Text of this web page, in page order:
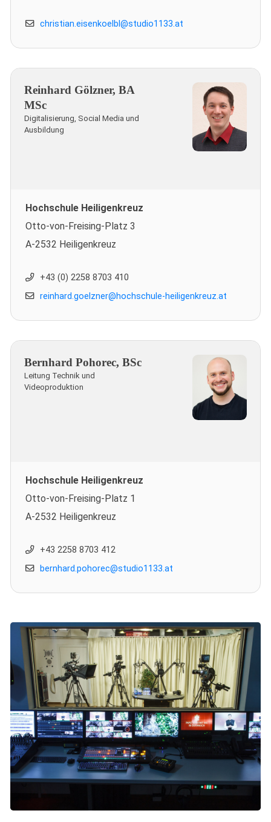
christian.eisenkoelbl@studio1133.at
Reinhard Gölzner, BA
MSc
Digitalisierung, Social Media und
Ausbildung
Hochschule Heiligenkreuz
Otto-von-Freising-Platz 3
A-2532 Heiligenkreuz
+43 (0) 2258 8703 410
reinhard.goelzner@hochschule-heiligenkreuz.at
Bernhard Pohorec, BSc
Leitung Technik und
Videoproduktion
Hochschule Heiligenkreuz
Otto-von-Freising-Platz 1
A-2532 Heiligenkreuz
+43 2258 8703 412
bernhard.pohorec@studio1133.at